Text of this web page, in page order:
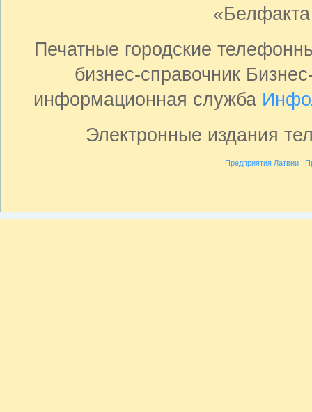
Печатные городские
бизнес-справочник
информационная служба
Электронные издания
Предприятия Латвии|